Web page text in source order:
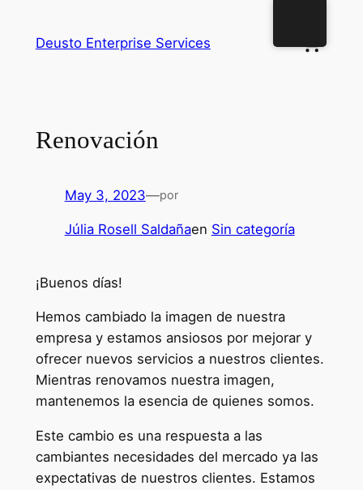
Deusto Enterprise Services
Renovación
May 3, 2023—por
Júlia Rosell Saldañaen Sin categoría
¡Buenos días!
Hemos cambiado la imagen de nuestra
empresa y estamos ansiosos por mejorar y
ofrecer nuevos servicios a nuestros clientes.
Mientras renovamos nuestra imagen,
mantenemos la esencia de quienes somos.
Este cambio es una respuesta a las
cambiantes necesidades del mercado ya las
expectativas de nuestros clientes. Estamos